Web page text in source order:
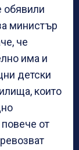
обявили
министър
че
има и
детски
които
от